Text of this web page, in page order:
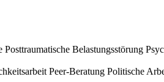
Posttraumatische Belastungsstörung
Peer-Beratung Politische